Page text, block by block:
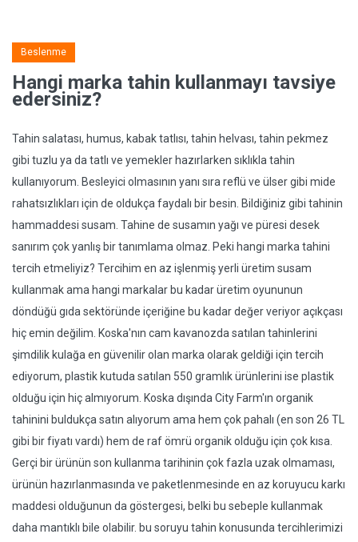
Beslenme
Hangi marka tahin kullanmayı tavsiye
edersiniz?
Tahin salatası, humus, kabak tatlısı, tahin helvası, tahin pekmez
gibi tuzlu ya da tatlı ve yemekler hazırlarken sıklıkla tahin
kullanıyorum. Besleyici olmasının yanı sıra reflü ve ülser gibi mide
rahatsızlıkları için de oldukça faydalı bir besin. Bildiğiniz gibi tahinin
hammaddesi susam. Tahine de susamın yağı ve püresi desek
sanırım çok yanlış bir tanımlama olmaz. Peki hangi marka tahini
tercih etmeliyiz? Tercihim en az işlenmiş yerli üretim susam
kullanmak ama hangi markalar bu kadar üretim oyununun
döndüğü gıda sektöründe içeriğine bu kadar değer veriyor açıkçası
hiç emin değilim. Koska'nın cam kavanozda satılan tahinlerini
şimdilik kulağa en güvenilir olan marka olarak geldiği için tercih
ediyorum, plastik kutuda satılan 550 gramlık ürünlerini ise plastik
olduğu için hiç almıyorum. Koska dışında City Farm'ın organik
tahinini buldukça satın alıyorum ama hem çok pahalı (en son 26 TL
gibi bir fiyatı vardı) hem de raf ömrü organik olduğu için çok kısa.
Gerçi bir ürünün son kullanma tarihinin çok fazla uzak olmaması,
ürünün hazırlanmasında ve paketlenmesinde en az koruyucu karkı
maddesi olduğunun da göstergesi, belki bu sebeple kullanmak
daha mantıklı bile olabilir. bu soruyu tahin konusunda tercihlerimizi